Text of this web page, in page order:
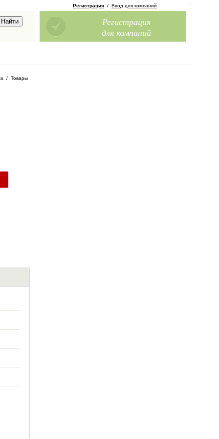
Регистрация / Вход для компаний
Регистрация
для компаний
/ Товары